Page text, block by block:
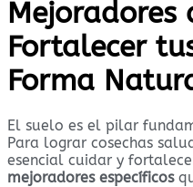
Mejoradores
Fortalecer
Forma
El suelo es el pilar
Para lograr cosechas
esencial cuidar y
mejoradores específicos